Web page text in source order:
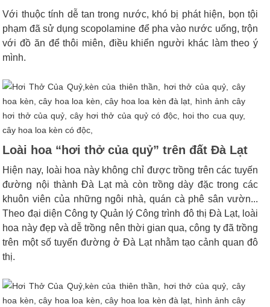
Với thuộc tính dễ tan trong nước, khó bị phát hiện, bọn tội
phạm đã sử dụng scopolamine để pha vào nước uống, trộn
với đồ ăn để thôi miên, điều khiển người khác làm theo ý
mình.
Loài hoa “hơi thở của quỷ” trên đất Đà Lạt
Hiện nay, loài hoa này không chỉ được trồng trên các tuyến
đường nội thành Đà Lạt mà còn trồng dày đặc trong các
khuôn viên của những ngôi nhà, quán cà phê sân vườn...
Theo đại diện Công ty Quản lý Công trình đô thị Đà Lạt, loài
hoa này đẹp và dễ trồng nên thời gian qua, công ty đã trồng
trên một số tuyến đường ở Đà Lạt nhằm tạo cảnh quan đô
thị.